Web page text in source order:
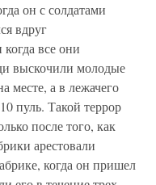
он с солдатами
вдруг
все они
выскочили молодые
месте, а в лежачего
пуль. Такой террор
после того, как
арестовали
когда он пришел